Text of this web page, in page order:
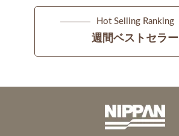
Hot Selling Ranking
週間ベストセラー